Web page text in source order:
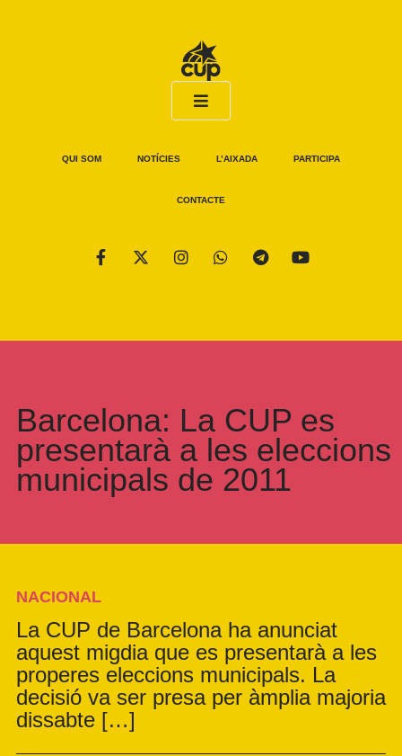
QUI SOM NOTÍCIES L’AIXADA PARTICIPA
CONTACTE
Barcelona: La CUP es
presentarà a les eleccions
municipals de 2011
NACIONAL
La CUP de Barcelona ha anunciat
aquest migdia que es presentarà a les
properes eleccions municipals. La
decisió va ser presa per àmplia majoria
dissabte […]